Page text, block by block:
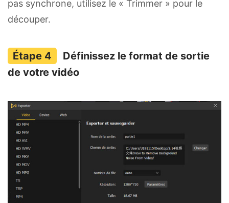
pas synchrone, utilisez le « Trimmer » pour le
découper.
Définissez le format de sortie
de votre vidéo